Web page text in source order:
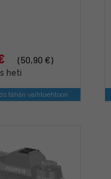
(50,90 €)
heti
tähän vaihtoehtoon